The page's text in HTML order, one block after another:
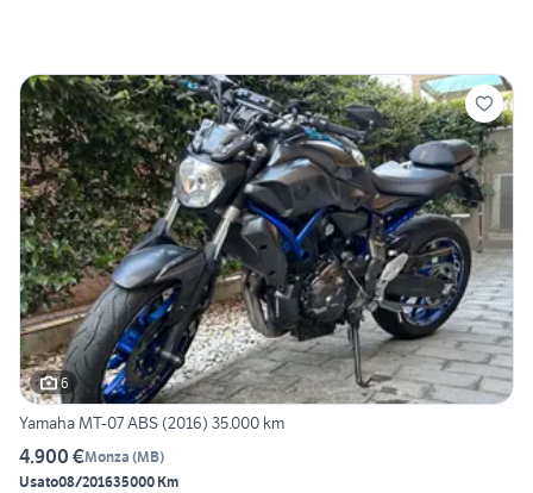
6
Yamaha MT-07 ABS (2016) 35.000 km
4.900 €Monza (MB)
Usato08/201635000 Km